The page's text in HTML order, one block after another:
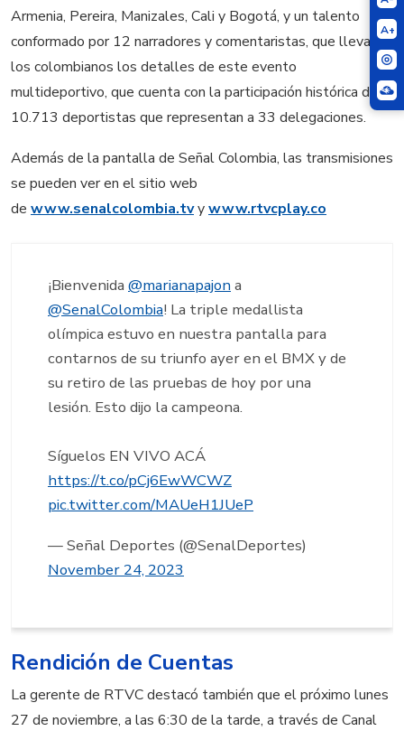
A+
Armenia, Pereira, Manizales, Cali y Bogotá, y un talento
conformado por 12 narradores y comentaristas, que llevan a
los colombianos los detalles de este evento
multideportivo, que cuenta con la participación histórica de
10.713 deportistas que representan a 33 delegaciones.
Además de la pantalla de Señal Colombia, las transmisiones
se pueden ver en el sitio web
de www.senalcolombia.tvywww.rtvcplay.co
¡Bienvenida @marianapajona
@SenalColombia! La triple medallista
olímpica estuvo en nuestra pantalla para
contarnos de su triunfo ayer en el BMX y de
su retiro de las pruebas de hoy por una
lesión. Esto dijo la campeona.
Síguelos EN VIVO ACÁ
https://t.co/pCj6EwWCWZ
pic.twitter.com/MAUeH1JUeP
— Señal Deportes (@SenalDeportes)
November 24, 2023
Rendición de Cuentas
La gerente de RTVC destacó también que el próximo lunes
27 de noviembre, a las 6:30 de la tarde, a través de Canal